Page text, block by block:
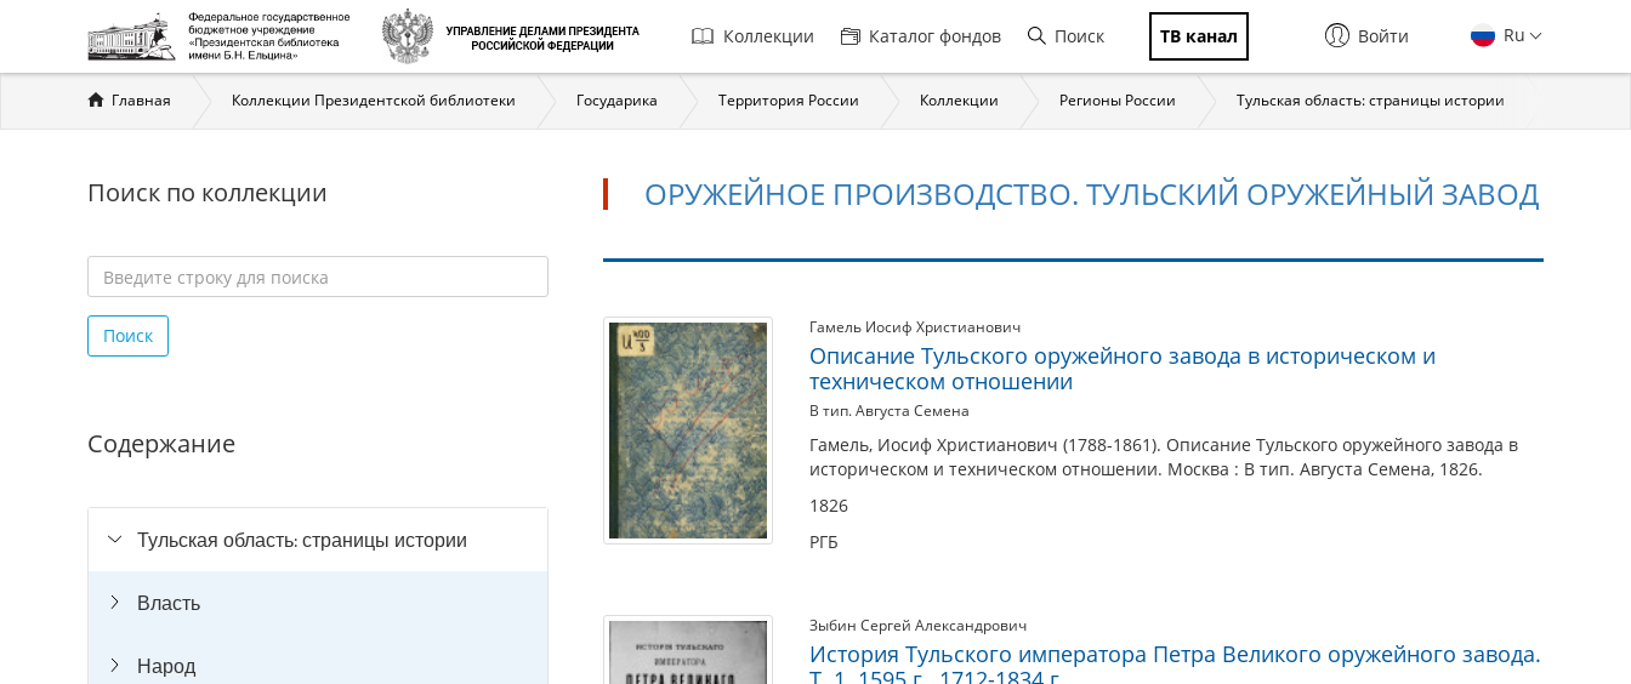
Главная
навигация
Коллекции Каталог фондов Поиск ТВ канал Ru
Войти
Вы
здесь
Главная Коллекции Президентской библиотеки Государика Территория России Коллекции Регионы России Тульская область: страницы истории
Поиск по коллекции
строку
для
Поиск
Содержание
Тульская область: страницы истории
Власть
Народ
ОРУЖЕЙНОЕ ПРОИЗВОДСТВО. ТУЛЬСКИЙ ОРУЖЕЙНЫЙ ЗАВОД
Оружейное
производство.
Тульский
оружейный
завод
Гамель Иосиф Христианович
Описание Тульского оружейного завода в историческом и
техническом отношении
В тип. Августа Семена
Гамель, Иосиф Христианович (1788-1861). Описание Тульского оружейного завода в
историческом и техническом отношении. Москва : В тип. Августа Семена, 1826.
1826
РГБ
Зыбин Сергей Александрович
История Тульского императора Петра Великого оружейного завода.